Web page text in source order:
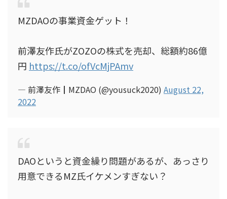
MZDAOの事業資金ゲット！
前澤友作氏がZOZOの株式を売却、総額約86億
円 https://t.co/ofVcMjPAmv
— 前澤友作┃MZDAO (@yousuck2020) August 22,
2022
DAOというと資金繰り問題があるが、あっさり
用意できるMZ氏イケメンすぎない？